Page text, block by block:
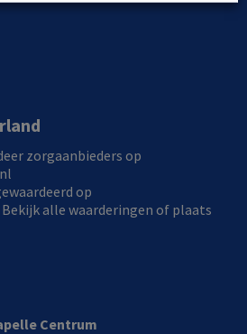
op
Bekijk alle waarderingen of plaats
Centrum